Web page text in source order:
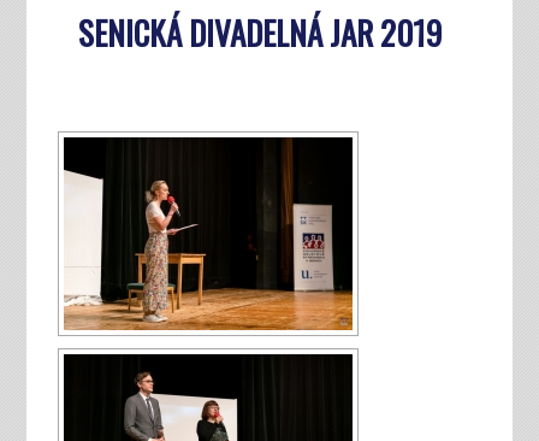
SENICKÁ DIVADELNÁ JAR 2019